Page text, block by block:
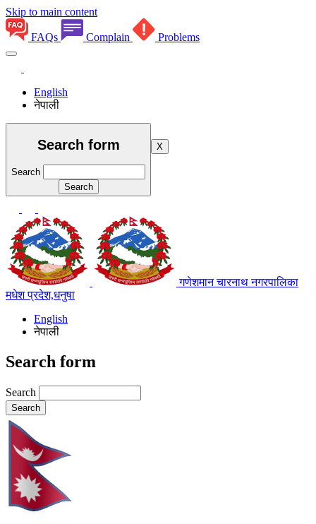
Skip to main content
FAQs Complain Problems
English
नेपाली
Search form
Search
X
गणेशमान चारनाथ नगरपालिका
मधेश प्रदेश,धनुषा
English
नेपाली
Search form
Search